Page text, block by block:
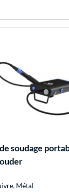
soudage
Métal